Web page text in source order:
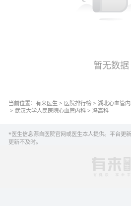
暂无数据
当前位置： 有来医生 > 医院排行榜 > 湖北心血管
> 武汉大学人民医院心血管内科 > 冯高科
*医生信息源自医院官网或医生本人提供。平台更
更新不及时。